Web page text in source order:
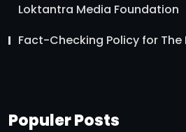
Loktantra Media Foundation
Fact-Checking Policy for
Populer Posts